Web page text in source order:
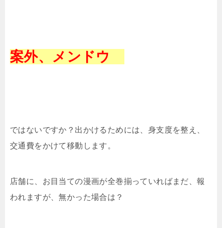
案外、メンドウ
ではないですか？出かけるためには、身支度を整え、
交通費をかけて移動します。
店舗に、お目当ての漫画が全巻揃っていればまだ、報
われますが、無かった場合は？